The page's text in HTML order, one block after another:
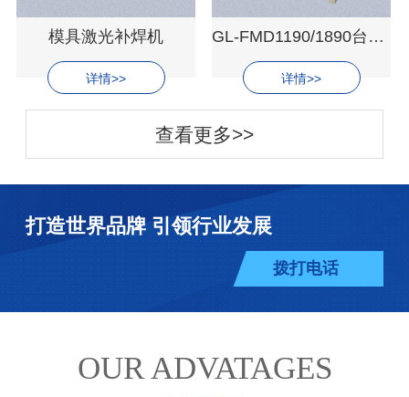
模具激光补焊机
详情>>
GL-FMD1190/1890台式气动标记机
详情>>
查看更多>>
打造世界品牌 引领行业发展
拨打电话
OUR ADVATAGES